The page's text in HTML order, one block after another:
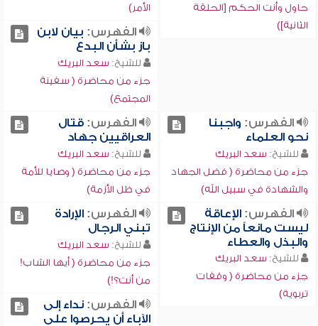
حاول وأنت الحكم [الحلقة
الثانية])
الأمر)
الفهرس: بيان لابن
باز بشأن البدع
للشيخ: سعد البريك
جزء من محاضرة ( سفينة
المجتمع)
الفهرس: واجبنا
نحو العلماء
للشيخ: سعد البريك
جزء من محاضرة ( فضل الجهاد
والشهادة في سبيل الله)
الفهرس:قتال
العراقيين جهاد
للشيخ: سعد البريك
جزء من محاضرة ( وصايا للأمة
في ظل الأزمة)
الفهرس:الإعاقة
ليست مانعاً من الإنتاج
والبذل والعطاء
للشيخ: سعد البريك
جزء من محاضرة ( وقفات
تربوية)
الفهرس:الإرادة
تبني الرجال
للشيخ: سعد البريك
جزء من محاضرة ( أيها الشاب!
من أنت؟!)
الفهرس:نداء إلى
الآباء أن يحرصوا على